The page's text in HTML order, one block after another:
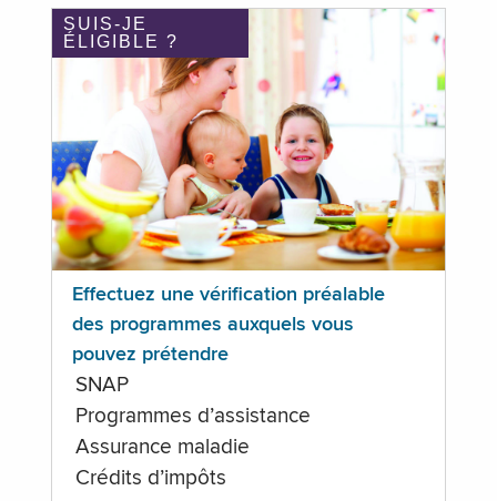
SUIS-JE
ÉLIGIBLE ?
Effectuez une vérification préalable
des programmes auxquels vous
pouvez prétendre
SNAP
Programmes d’assistance
Assurance maladie
Crédits d’impôts